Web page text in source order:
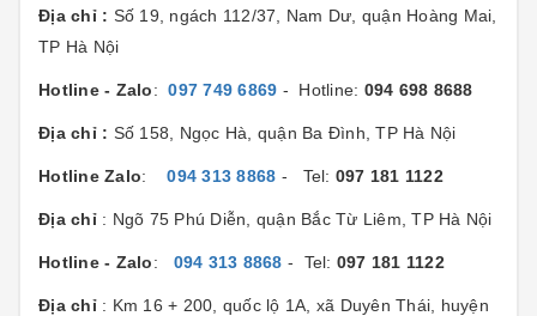
Địa chỉ : Số 19, ngách 112/37, Nam Dư, quận Hoàng Mai,
TP Hà Nội
Hotline - Zalo:097 749 6869 - Hotline: 094 698 8688
Địa chỉ : Số 158, Ngọc Hà, quận Ba Đình, TP Hà Nội
Hotline Zalo:094 313 8868 - Tel: 097 181 1122
Địa chỉ : Ngõ 75 Phú Diễn, quận Bắc Từ Liêm, TP Hà Nội
Hotline - Zalo: 094 313 8868 - Tel: 097 181 1122
Địa chỉ : Km 16 + 200, quốc lộ 1A, xã Duyên Thái, huyện